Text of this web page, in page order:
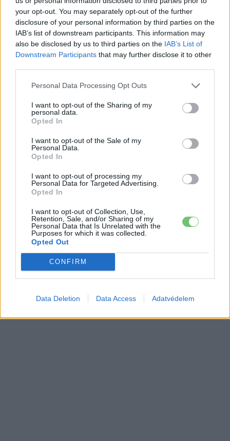
your opt-out. You may separately opt-out of the further
disclosure of your personal information by third parties on the
IAB’s list of downstream participants. This information may
also be disclosed by us to third parties on the IAB’s List of
Downstream Participants that may further disclose it to other
Personal Data Processing Opt Outs
I want to opt-out of the Sharing of my
personal data.
Opted In
I want to opt-out of the Sale of my
Personal Data.
Opted In
I want to opt-out of processing my
Personal Data for Targeted Advertising.
Opted In
I want to opt-out of Collection, Use,
Retention, Sale, and/or Sharing of my
Personal Data that Is Unrelated with the
Purposes for which it was collected.
Opted Out
CONFIRM
Data Deletion Data Access Adatvédelem
Elektromos
autó
9 perc töltés, 450 kilométer hatótáv –
ezzel indulhat harcba a Xpeng új
szabadidő-autója Európában